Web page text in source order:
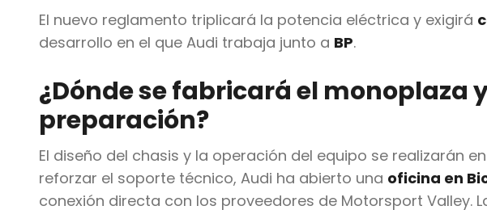
El nuevo reglamento triplicará la potencia eléctrica y exigirá
desarrollo en el que Audi trabaja junto a BP.
¿Dónde se fabricará el monoplaza
preparación?
El diseño del chasis y la operación del equipo se realizarán
reforzar el soporte técnico, Audi ha abierto una oficina en
conexión directa con los proveedores de Motorsport Valley.